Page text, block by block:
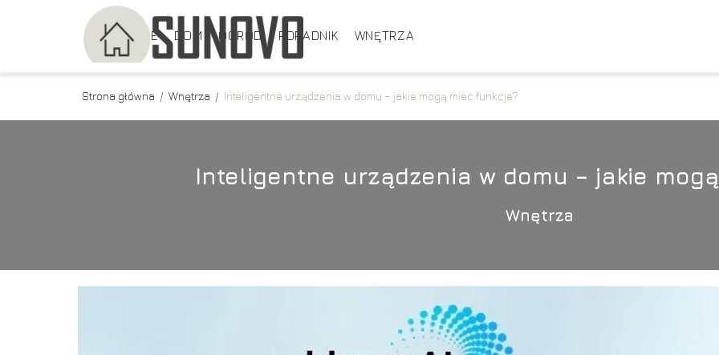
DEKORACJE DOM OGRÓD PORADNIK WNĘTRZA
Strona główna / Wnętrza / Inteligentne urządzenia w domu – jakie mogą mieć funkcje?
Inteligentne urządzenia w domu – jakie
Wnętrza